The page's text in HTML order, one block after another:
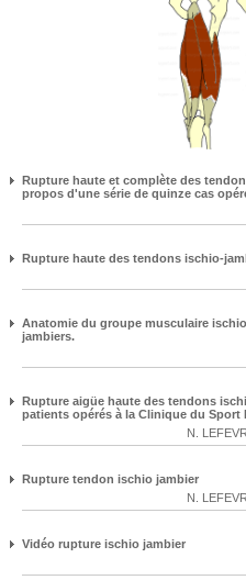
Rupture haute et complète des
propos d'une série de quinze cas
Rupture haute des tendons ischio-
Anatomie du groupe musculaire
jambiers.
Rupture aigüe haute des tendons
patients opérés à la Clinique du Sport
N.
Rupture tendon ischio jambier
N.
Vidéo rupture ischio jambier